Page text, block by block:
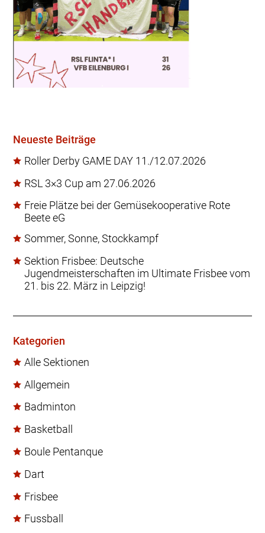
Neueste Beiträge
Roller Derby GAME DAY 11./12.07.2026
RSL 3×3 Cup am 27.06.2026
Freie Plätze bei der Gemüsekooperative Rote
Beete eG
Sommer, Sonne, Stockkampf
Sektion Frisbee: Deutsche
Jugendmeisterschaften im Ultimate Frisbee vom
21. bis 22. März in Leipzig!
Kategorien
Alle Sektionen
Allgemein
Badminton
Basketball
Boule Pentanque
Dart
Frisbee
Fussball